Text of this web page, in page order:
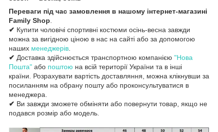
Переваги під час замовлення в нашому інтернет-магазині
Family Shop
✔ Купити чоловічі спортивні костюми осінь-весна завжди
можна за вигідною ціною в нас на сайті або за допомогою
наших менеджерів
✔ Доставка здійснюється транспортною компанією "Нова
Пошта" або поштою на всій території України та в інші
країни. Розрахувати вартість доставляння, можна клікнувши за
посиланням на обрану пошту або проконсультуватися в
менеджера.
✔ Ви завжди зможете обміняти або повернути товар, якщо не
подався розмір або модель.